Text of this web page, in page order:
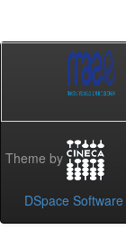
Theme by
DSpace Software